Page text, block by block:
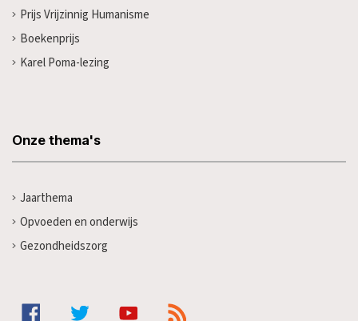
Prijs Vrijzinnig Humanisme
Boekenprijs
Karel Poma-lezing
Onze thema's
Jaarthema
Opvoeden en onderwijs
Gezondheidszorg